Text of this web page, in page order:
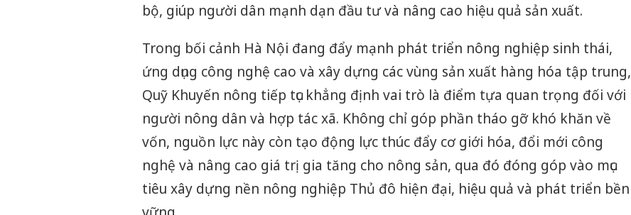
bộ, giúp người dân mạnh dạn đầu tư và nâng cao hiệu quả sản xuất.
Trong bối cảnh Hà Nội đang đẩy mạnh phát triển nông nghiệp sinh thái,
ứng dụng công nghệ cao và xây dựng các vùng sản xuất hàng hóa tập trung,
Quỹ Khuyến nông tiếp tục khẳng định vai trò là điểm tựa quan trọng đối với
người nông dân và hợp tác xã. Không chỉ góp phần tháo gỡ khó khăn về
vốn, nguồn lực này còn tạo động lực thúc đẩy cơ giới hóa, đổi mới công
nghệ và nâng cao giá trị gia tăng cho nông sản, qua đó đóng góp vào mục
tiêu xây dựng nền nông nghiệp Thủ đô hiện đại, hiệu quả và phát triển bền